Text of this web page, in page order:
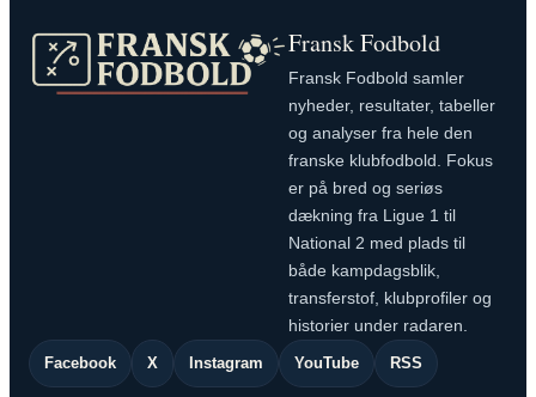
Fransk Fodbold
Fransk Fodbold samler
nyheder, resultater, tabeller
og analyser fra hele den
franske klubfodbold. Fokus
er på bred og seriøs
dækning fra Ligue 1 til
National 2 med plads til
både kampdagsblik,
transferstof, klubprofiler og
historier under radaren.
Facebook X Instagram YouTube RSS